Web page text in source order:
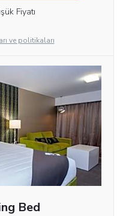
Fiyatı
ve politikaları
Bed